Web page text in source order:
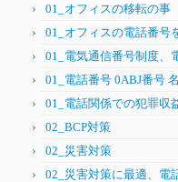
01_オフィスの移転の事
01_オフィスの電話番号
01_電気通信番号制度、
01_電話番号 0ABJ番号
01_電話関係での犯罪収
02_BCP対策
02_災害対策
02_災害対策に最適、電